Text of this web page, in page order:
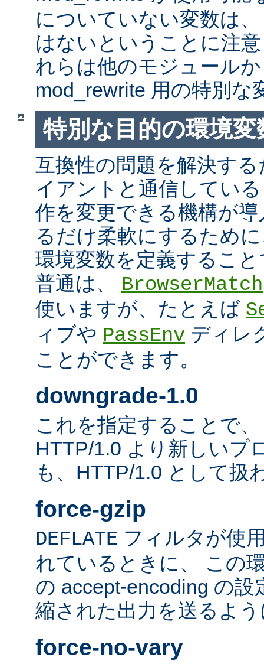
についていない変数は
はないということに注
れらは他のモジュール
mod_rewrite 用の特別な
特別な目的の環境変
互換性の問題を解決す
イアントと通信してい
作を変更できる機構が
るだけ柔軟にするため
環境変数を定義するこ
普通は、 BrowserMatch
使いますが、たとえば
ィブや PassEnv ディレ
ことができます。
downgrade-1.0
これを指定することで
HTTP/1.0 より新しいプ
も、HTTP/1.0 として扱
force-gzip
DEFLATE フィルタが使
れているときに、 この
の accept-encoding の
縮された出力を送るよ
force-no-vary